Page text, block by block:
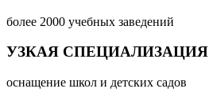
более 2000 учебных заведений
УЗКАЯ СПЕЦИАЛИЗАЦИЯ
оснащение школ и детских садов